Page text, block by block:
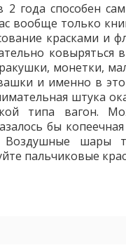
года способен
вообще только
красками и
ковыряться
монетки,
и именно в
штука
типа вагон.
бы
Воздушные шары
пальчиковые